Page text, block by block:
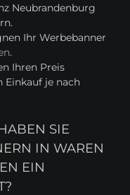
Neubrandenburg
Ihr Werbebanner
.
Ihren Preis
je nach
SIE
IN WAREN
EIN